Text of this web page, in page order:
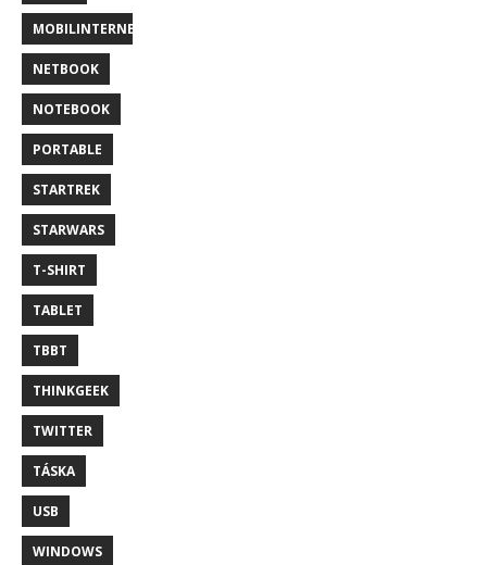
MOBILINTERNET
NETBOOK
NOTEBOOK
PORTABLE
STARTREK
STARWARS
T-SHIRT
TABLET
TBBT
THINKGEEK
TWITTER
TÁSKA
USB
WINDOWS